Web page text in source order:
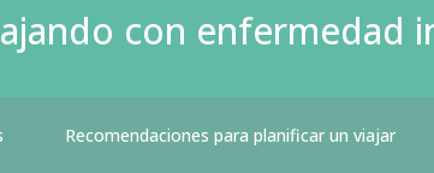
con enfermedad
Recomendaciones para planificar un viajar